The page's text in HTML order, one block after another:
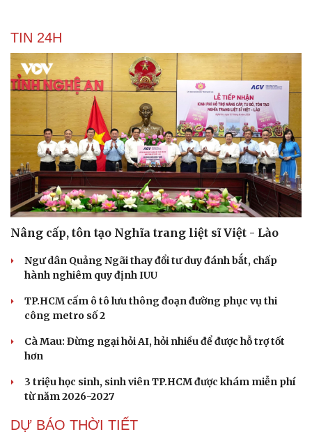
TIN 24H
Nâng cấp, tôn tạo Nghĩa trang liệt sĩ Việt - Lào
Ngư dân Quảng Ngãi thay đổi tư duy đánh bắt, chấp
hành nghiêm quy định IUU
TP.HCM cấm ô tô lưu thông đoạn đường phục vụ thi
công metro số 2
Cà Mau: Đừng ngại hỏi AI, hỏi nhiều để được hỗ trợ tốt
hơn
3 triệu học sinh, sinh viên TP.HCM được khám miễn phí
từ năm 2026-2027
DỰ BÁO THỜI TIẾT